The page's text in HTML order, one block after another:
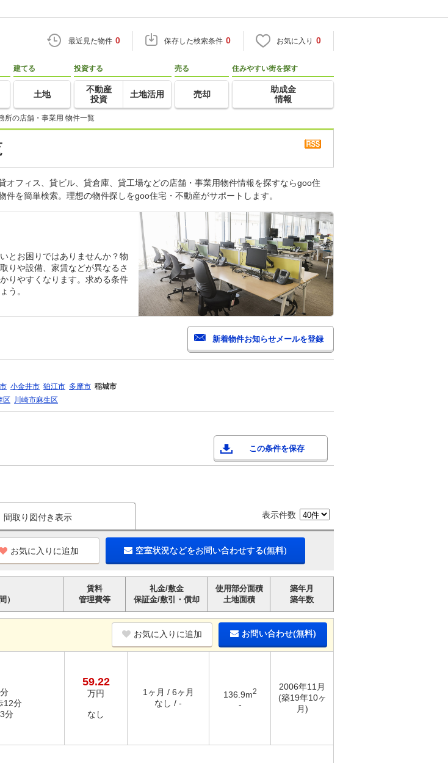
最近見た物件 0 保存した検索条件 0 お気に入り 0
建てる
土地
投資する
不動産
投資
土地活用
売る
売却
住みやすい街を探す
助成金
情報
所の店舗・事業用 物件一覧
フィス、貸ビル、貸倉庫、貸工場などの店舗・事業用物件情報を探すならgoo住
を簡単検索。理想の物件探しをgoo住宅・不動産がサポートします。
とお困りではありませんか？物
りや設備、家賃などが異なるさ
りやすくなります。求める条件
う。
小金井市 狛江市 多摩市 稲城市
区 川崎市麻生区
この条件を保存
間取り図付き表示 表示件数
お気に入りに追加 空室状況などをお問い合わせする(無料)
）
賃料
管理費等
礼金/敷金
保証金/敷引・償却
使用部分面積
土地面積
築年月
築年数
お気に入りに追加 お問い合わせ(無料)
12分
分
59.22
万円
なし
1ヶ月 / 6ヶ月
なし / -
136.9m2
-
2006年11月
(築19年10ヶ
月)